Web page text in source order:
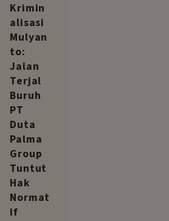
Krimin
alisasi
Mulyan
to:
Jalan
Terjal
Buruh
PT
Duta
Palma
Group
Tuntut
Hak
Normat
if